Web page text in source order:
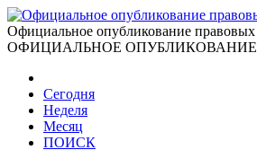
Официальное опубликование правовых
ОФИЦИАЛЬНОЕ ОПУБЛИКОВАНИЕ
Сегодня
Неделя
Месяц
ПОИСК